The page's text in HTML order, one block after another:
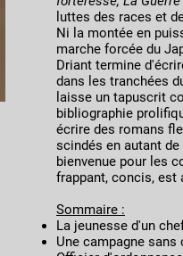
luttes des races et
Ni la montée en
marche forcée du
Driant termine
dans les tranchées
laisse un tapuscrit
bibliographie
écrire des romans
scindés en autant
bienvenue pour les
frappant, concis, est
Sommaire :
La jeunesse d'un
Une campagne sans